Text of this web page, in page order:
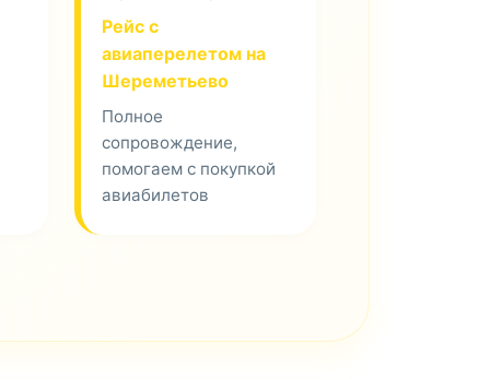
Рейс с
авиаперелетом на
Шереметьево
Полное
сопровождение,
помогаем с покупкой
авиабилетов